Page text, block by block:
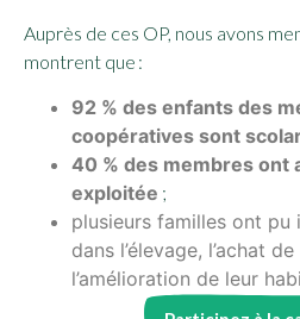
Auprès de ces OP, nous avons
montrent que :
92 % des enfants des
coopératives sont
40 % des membres ont
exploitée ;
plusieurs familles ont pu
dans l’élevage, l’achat
l’amélioration de leur